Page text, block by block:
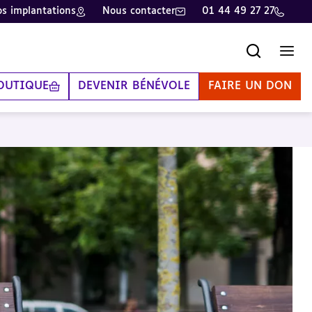
implantations Nous contacter 01 44 49 27 27
DEVENIR BÉNÉVOLE FAIRE UN DON